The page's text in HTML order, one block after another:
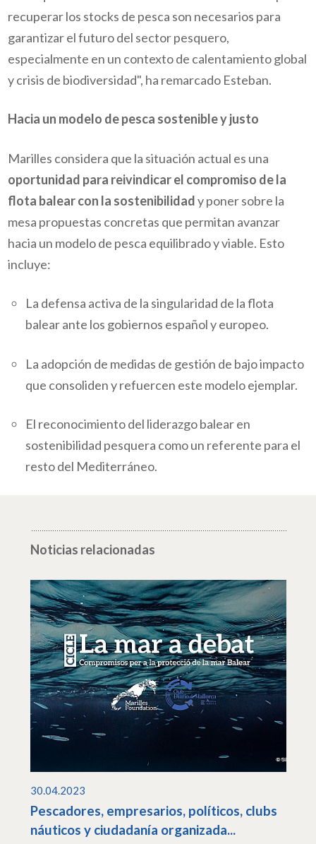
recuperar los stocks de pesca son necesarios para
garantizar el futuro del sector pesquero,
especialmente en un contexto de calentamiento global
y crisis de biodiversidad", ha remarcado Esteban.
Hacia un modelo de pesca sostenible y justo
Marilles considera que la situación actual es una
oportunidad para reivindicar el compromiso de la
flota balear con la sostenibilidady poner sobre la
mesa propuestas concretas que permitan avanzar
hacia un modelo de pesca equilibrado y viable. Esto
incluye:
La defensa activa de la singularidad de la flota
balear ante los gobiernos español y europeo.
La adopción de medidas de gestión de bajo impacto
que consoliden y refuercen este modelo ejemplar.
El reconocimiento del liderazgo balear en
sostenibilidad pesquera como un referente para el
resto del Mediterráneo.
Noticias relacionadas
30.04.2023
Pescadores, empresarios, políticos, clubs
náuticos y ciudadanía organizada...